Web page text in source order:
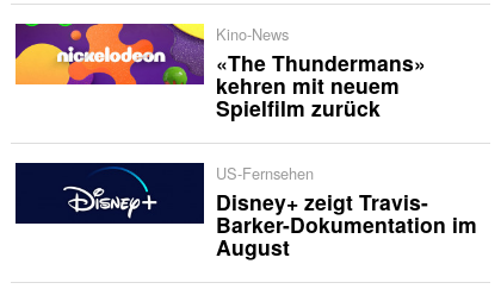
Kino-News
«The Thundermans»
kehren mit neuem
Spielfilm zurück
US-Fernsehen
Disney+ zeigt Travis-
Barker-Dokumentation im
August